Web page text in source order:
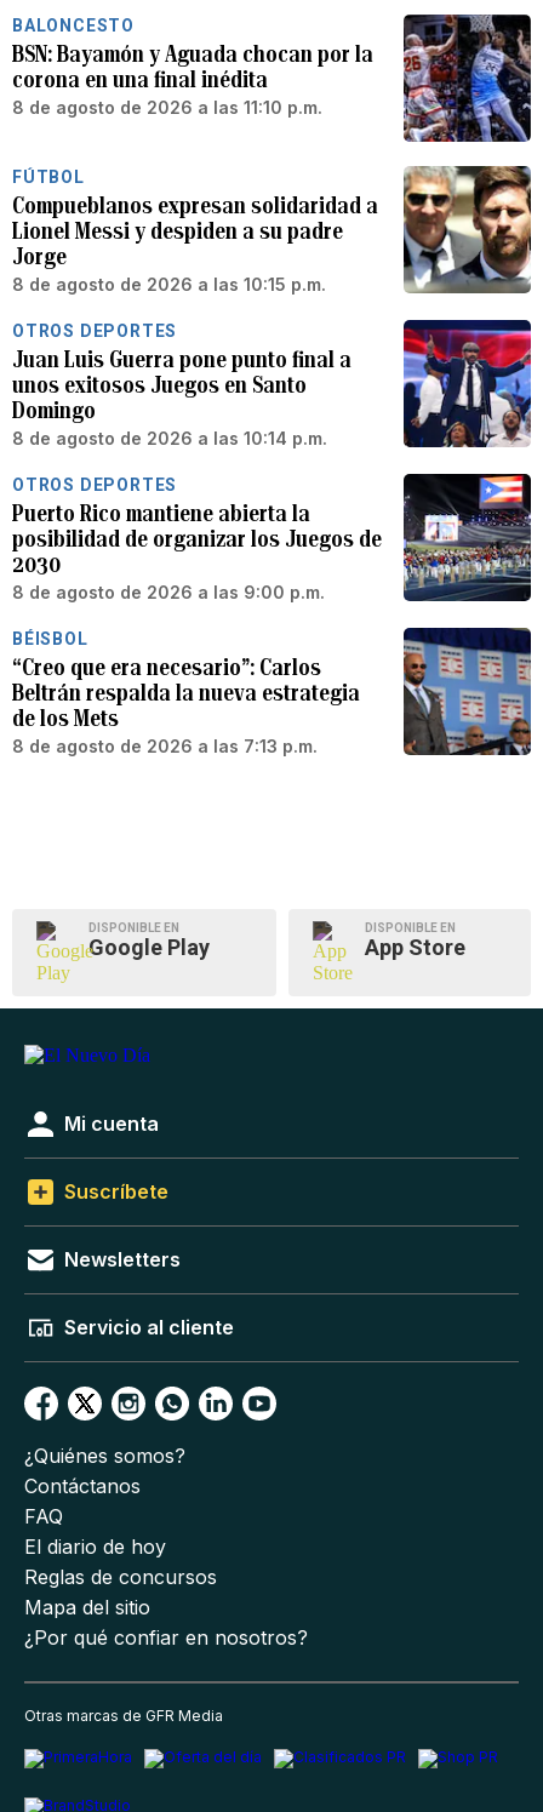
BALONCESTO
BSN: Bayamón y Aguada chocan por la
corona en una final inédita
8 de agosto de 2026 a las 11:10 p.m.
FÚTBOL
Compueblanos expresan solidaridad a
Lionel Messi y despiden a su padre
Jorge
8 de agosto de 2026 a las 10:15 p.m.
OTROS DEPORTES
Juan Luis Guerra pone punto final a
unos exitosos Juegos en Santo
Domingo
8 de agosto de 2026 a las 10:14 p.m.
OTROS DEPORTES
Puerto Rico mantiene abierta la
posibilidad de organizar los Juegos de
2030
8 de agosto de 2026 a las 9:00 p.m.
BÉISBOL
“Creo que era necesario”: Carlos
Beltrán respalda la nueva estrategia
de los Mets
8 de agosto de 2026 a las 7:13 p.m.
DISPONIBLE EN
Google Play
DISPONIBLE EN
App Store
Mi cuenta
Suscríbete
Newsletters
Servicio al cliente
¿Quiénes somos?
Contáctanos
FAQ
El diario de hoy
Reglas de concursos
Mapa del sitio
¿Por qué confiar en nosotros?
Otras marcas de GFR Media